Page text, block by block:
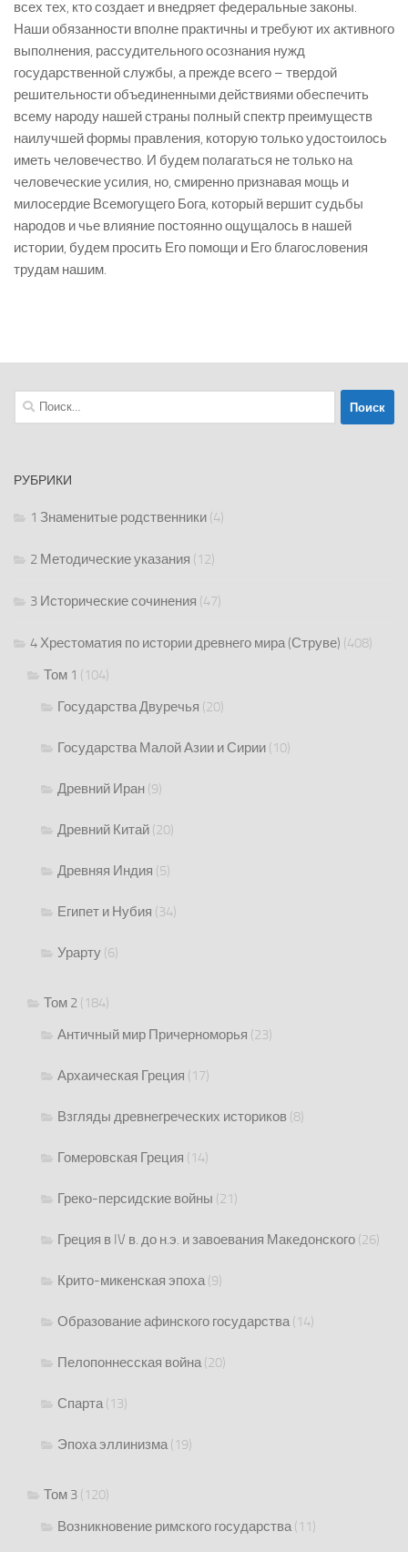
всех тех, кто создает и внедряет федеральные законы.
Наши обязанности вполне практичны и требуют их активного
выполнения, рассудительного осознания нужд
государственной службы, а прежде всего – твердой
решительности объединенными действиями обеспечить
всему народу нашей страны полный спектр преимуществ
наилучшей формы правления, которую только удостоилось
иметь человечество. И будем полагаться не только на
человеческие усилия, но, смиренно признавая мощь и
милосердие Всемогущего Бога, который вершит судьбы
народов и чье влияние постоянно ощущалось в нашей
истории, будем просить Его помощи и Его благословения
трудам нашим.
Найти:
РУБРИКИ
1 Знаменитые родственники (4)
2 Методические указания (12)
3 Исторические сочинения (47)
4 Хрестоматия по истории древнего мира (Струве) (408)
Том 1 (104)
Государства Двуречья (20)
Государства Малой Азии и Сирии (10)
Древний Иран (9)
Древний Китай (20)
Древняя Индия (5)
Египет и Нубия (34)
Урарту (6)
Том 2 (184)
Античный мир Причерноморья (23)
Архаическая Греция (17)
Взгляды древнегреческих историков (8)
Гомеровская Греция (14)
Греко-персидские войны (21)
Греция в IV в. до н.э. и завоевания Македонского (26)
Крито-микенская эпоха(9)
Образование афинского государства(14)
Пелопоннесская война(20)
Спарта(13)
Эпоха эллинизма(19)
Том 3 (120)
Возникновение римского государства(11)